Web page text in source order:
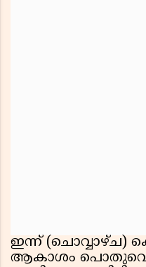
ഇന്ന് (ചൊവ്വാഴ്ച)
ആകാശം